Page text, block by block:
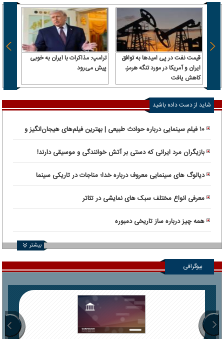
قیمت نفت در پی امیدها به توافق
ایران و آمریکا در مورد تنگه هرمز،
کاهش یافت
ترامپ: مذاکرات با ایران به خوبی
پیش می‌رود
شاید از دست داده باشید
۱۰ فیلم سینمایی درباره حوادث طبیعی | بهترین فیلم‌های هیجان‌انگیز و
واقعی
بازیگران مرد ایرانی که دستی بر آتش خوانندگی و موسیقی دارند!
دیالوگ های سینمایی معروف درباره خدا؛ مناجات در تاریکی سینما
معرفی انواع مختلف سبک های نمایشی در تئاتر
همه چیز درباره ساز تاریخی دمبوره
بیشتر
بیوگرافی